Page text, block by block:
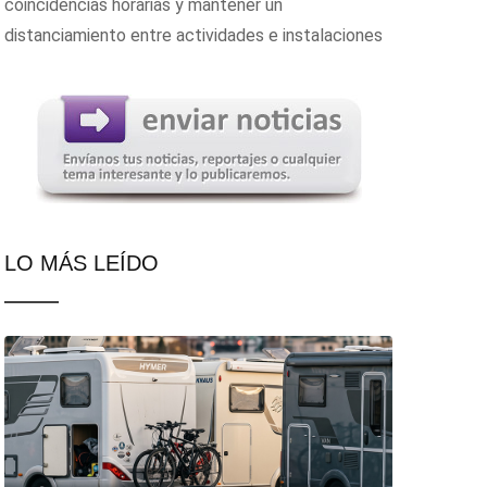
coincidencias horarias y mantener un
distanciamiento entre actividades e instalaciones
LO MÁS LEÍDO